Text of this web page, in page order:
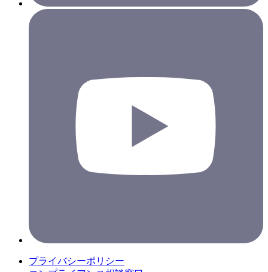
プライバシーポリシー